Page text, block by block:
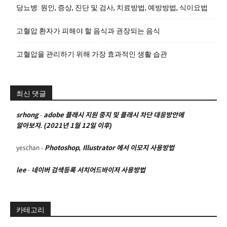
당뇨병: 원인, 증상, 진단 및 검사, 치료방법, 예방방법, 식이요법
고혈압 환자가 피해야 할 음식과 권장되는 음식
고혈압을 관리하기 위해 가장 효과적인 생활 습관
최신 댓글
srhong- adobe 플래시 지원 중지 및 플래시 차단 대응방안에
알아보자. (2021년 1월 12일 이후)
yeschan - Photoshop, Illustrator 에서 이모지 사용방법
lee - 네이버 검색등록 서치어드바이저 사용방법
카테고리